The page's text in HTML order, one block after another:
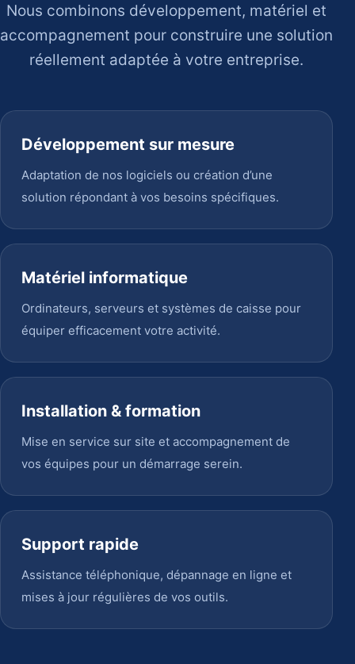
Nous combinons développement, matériel et
accompagnement pour construire une solution
réellement adaptée à votre entreprise.
Développement sur mesure
Adaptation de nos logiciels ou création d’une
solution répondant à vos besoins spécifiques.
Matériel informatique
Ordinateurs, serveurs et systèmes de caisse pour
équiper efficacement votre activité.
Installation & formation
Mise en service sur site et accompagnement de
vos équipes pour un démarrage serein.
Support rapide
Assistance téléphonique, dépannage en ligne et
mises à jour régulières de vos outils.